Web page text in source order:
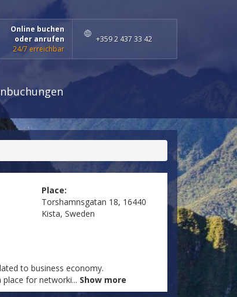
Online buchen
oder anrufen
24/7 erreichbar
+359 2 437 33 42
Place:
Torshamnsgatan 18, 16440
Kista, Sweden
to business economy.
place for networki... Show more